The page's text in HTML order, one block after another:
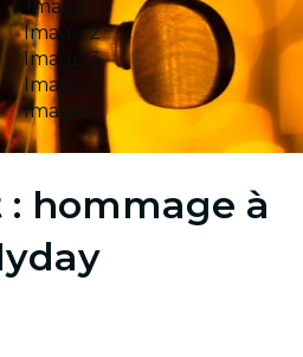
Image 1
Image 2
Image 3
Image 4
Image 5
hommage à